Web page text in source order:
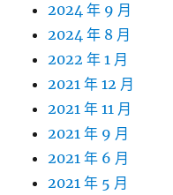
2024 年 9 月
2024 年 8 月
2022 年 1 月
2021 年 12 月
2021 年 11 月
2021 年 9 月
2021 年 6 月
2021 年 5 月